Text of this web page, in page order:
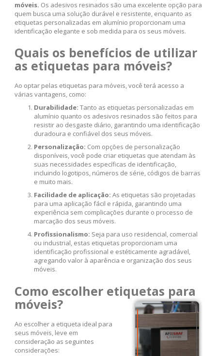
móveis. Os adesivos resinados são uma excelente opção para
quem busca uma solução durável e resistente, enquanto as
etiquetas personalizadas em alumínio proporcionam uma
identificação elegante e sob medida para os seus móveis.
Quais os benefícios de utilizar
as etiquetas para móveis?
Ao optar pelas etiquetas para móveis, você terá acesso a
várias vantagens, como:
Durabilidade: Tanto as etiquetas personalizadas em
alumínio quanto os adesivos resinados são feitos para
resistir ao desgaste diário, garantindo uma identificação
duradoura e confiável dos seus móveis.
Personalização: Com opções de personalização
disponíveis, você pode criar etiquetas que atendam às
suas necessidades específicas de identificação,
incluindo logotipos, números de série, códigos de barras
e muito mais.
Facilidade de aplicação: As etiquetas são projetadas
para uma aplicação fácil e rápida, garantindo uma
experiência sem complicações durante o processo de
marcação dos seus móveis.
Profissionalismo: Seja para uso residencial, comercial
ou industrial, estas etiquetas proporcionam uma
identificação profissional e estéticamente agradável,
agregando valor à aparência e organização dos seus
móveis.
Como escolher etiquetas para
móveis?
Ao escolher a etiqueta ideal para
seus móveis, leve em
consideração as seguintes
considerações: